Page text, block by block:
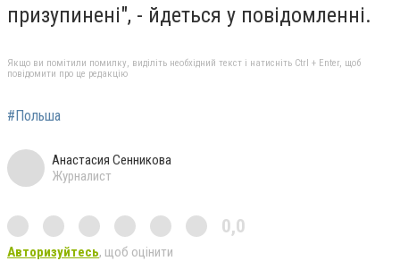
призупинені", - йдеться у повідомленні.
Якщо ви помітили помилку, виділіть необхідний текст і натисніть Ctrl + Enter, щоб
повідомити про це редакцію
#Польша
Анастасия Сенникова
Журналист
0,0
Авторизуйтесь, щоб оцінити